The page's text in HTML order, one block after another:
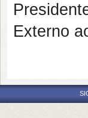
Externo